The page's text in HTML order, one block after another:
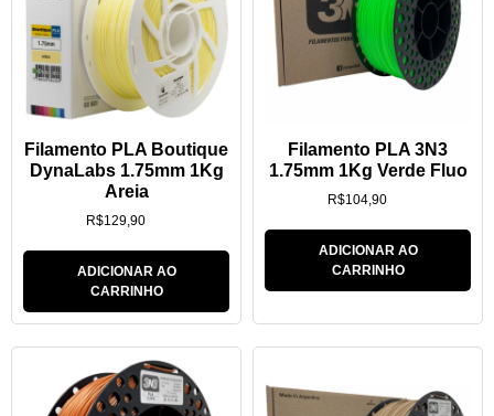
Filamento PLA Boutique
DynaLabs 1.75mm 1Kg
Areia
R$129,90
ADICIONAR AO
CARRINHO
Filamento PLA 3N3
1.75mm 1Kg Verde Fluo
R$104,90
ADICIONAR AO
CARRINHO